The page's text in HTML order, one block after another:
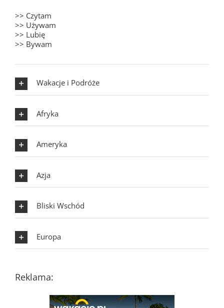
>> Czytam
>> Używam
>> Lubię
>> Bywam
Wakacje i Podróże
Afryka
Ameryka
Azja
Bliski Wschód
Europa
Reklama: